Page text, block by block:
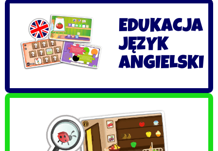
EDUKACJA
JĘZYK
ANGIELSKI